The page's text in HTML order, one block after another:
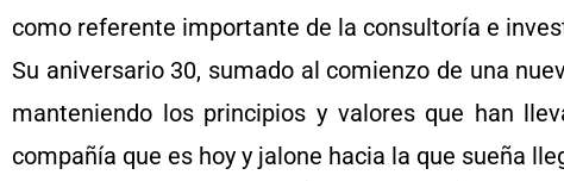
como referente importante de la consultoría e
Su aniversario 30, sumado al comienzo de una
manteniendo los principios y valores que han
compañía que es hoy y jalone hacia la que sueña